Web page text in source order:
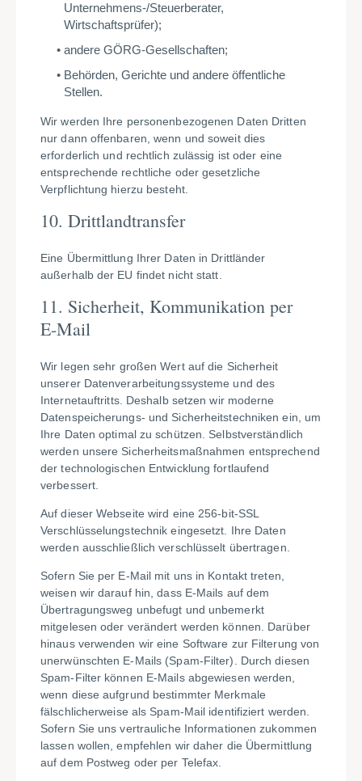
Unternehmens-/Steuerberater,
Wirtschaftsprüfer);
andere GÖRG-Gesellschaften;
Behörden, Gerichte und andere öffentliche
Stellen.
Wir werden Ihre personenbezogenen Daten Dritten
nur dann offenbaren, wenn und soweit dies
erforderlich und rechtlich zulässig ist oder eine
entsprechende rechtliche oder gesetzliche
Verpflichtung hierzu besteht.
10. Drittlandtransfer
Eine Übermittlung Ihrer Daten in Drittländer
außerhalb der EU findet nicht statt.
11. Sicherheit, Kommunikation per
E-Mail
Wir legen sehr großen Wert auf die Sicherheit
unserer Datenverarbeitungssysteme und des
Internetauftritts. Deshalb setzen wir moderne
Datenspeicherungs- und Sicherheitstechniken ein, um
Ihre Daten optimal zu schützen. Selbstverständlich
werden unsere Sicherheitsmaßnahmen entsprechend
der technologischen Entwicklung fortlaufend
verbessert.
Auf dieser Webseite wird eine 256-bit-SSL
Verschlüsselungstechnik eingesetzt. Ihre Daten
werden ausschließlich verschlüsselt übertragen.
Sofern Sie per E-Mail mit uns in Kontakt treten,
weisen wir darauf hin, dass E-Mails auf dem
Übertragungsweg unbefugt und unbemerkt
mitgelesen oder verändert werden können. Darüber
hinaus verwenden wir eine Software zur Filterung von
unerwünschten E-Mails (Spam-Filter). Durch diesen
Spam-Filter können E-Mails abgewiesen werden,
wenn diese aufgrund bestimmter Merkmale
fälschlicherweise als Spam-Mail identifiziert werden.
Sofern Sie uns vertrauliche Informationen zukommen
lassen wollen, empfehlen wir daher die Übermittlung
auf dem Postweg oder per Telefax.